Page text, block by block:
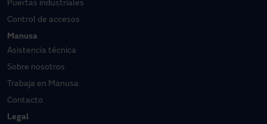
Puertas industriales
Control de accesos
Manusa
Asistencia técnica
Sobre nosotros
Trabaja en Manusa
Contacto
Legal